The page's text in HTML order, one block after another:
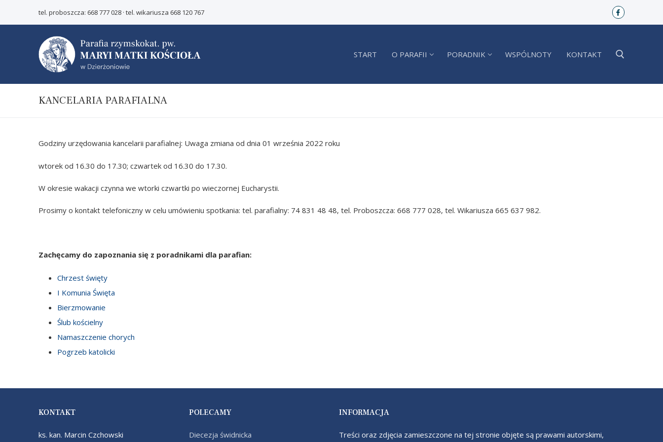
tel. proboszcza: 668 777 028 · tel. wikariusza 668 120 767
START O PARAFII PORADNIK WSPÓLNOTY KONTAKT
O parafii
Duszpasterze
Kościoły parafii
Poradnik
Chrzest święty
I Komunia święta
Wspólnoty
Kontakt
KANCELARIA PARAFIALNA
Godziny urzędowania kancelarii parafialnej: Uwaga zmiana od dnia 01 września 2022 roku
wtorek od 16.30 do 17.30; czwartek od 16.30 do 17.30.
W okresie wakacji czynna we wtorki czwartki po wieczornej Eucharystii.
Prosimy o kontakt telefoniczny w celu umówieniu spotkania: tel. parafialny: 74 831 48 48, tel. Proboszcza: 668 777 028, tel. Wikariusza 665 637 982.
Zachęcamy do zapoznania się z poradnikami dla parafian:
Chrzest święty
I Komunia Święta
Bierzmowanie
Ślub kościelny
Namaszczenie chorych
Pogrzeb katolicki
KONTAKT
ks. kan. Marcin Czchowski
POLECAMY
Diecezja świdnicka
INFORMACJA
Treści oraz zdjęcia zamieszczone na tej stronie objęte są prawami autorskimi,